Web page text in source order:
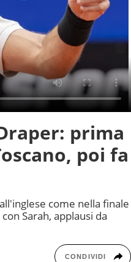
prima
poi fa
come nella finale
Sarah, applausi da
CONDIVIDI